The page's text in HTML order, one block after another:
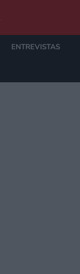
ENTREVISTAS